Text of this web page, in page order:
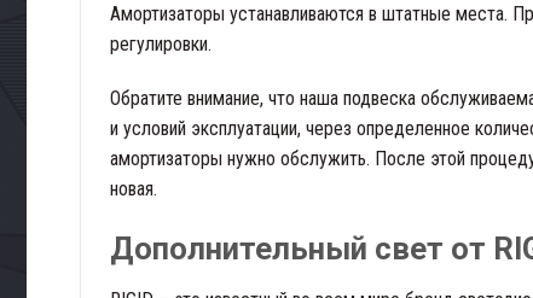
Амортизаторы устанавливаются в штатные места.
регулировки.
Обратите внимание, что наша подвеска
и условий эксплуатации, через определенное
амортизаторы нужно обслужить. После этой
новая.
Дополнительный свет от